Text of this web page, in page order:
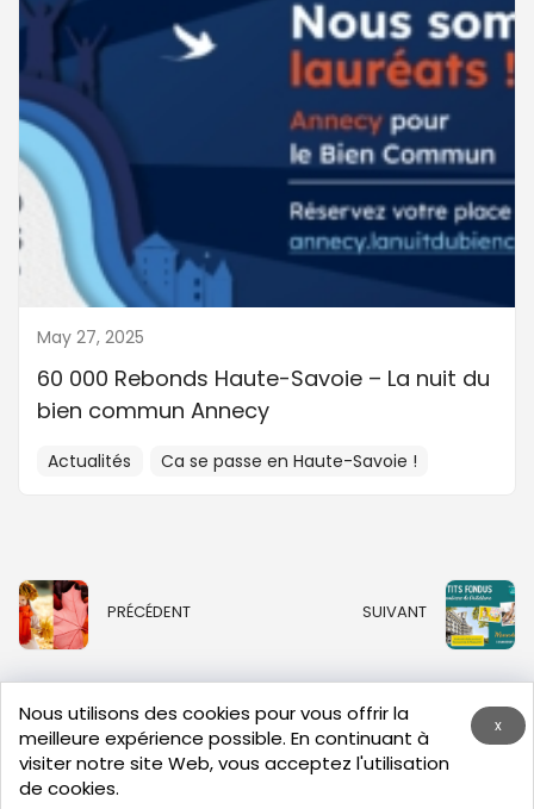
May 27, 2025
60 000 Rebonds Haute-Savoie – La nuit du
bien commun Annecy
Actualités Ca se passe en Haute-Savoie !
PRÉCÉDENT SUIVANT
x
Nous utilisons des cookies pour vous offrir la
meilleure expérience possible. En continuant à
visiter notre site Web, vous acceptez l'utilisation
de cookies.